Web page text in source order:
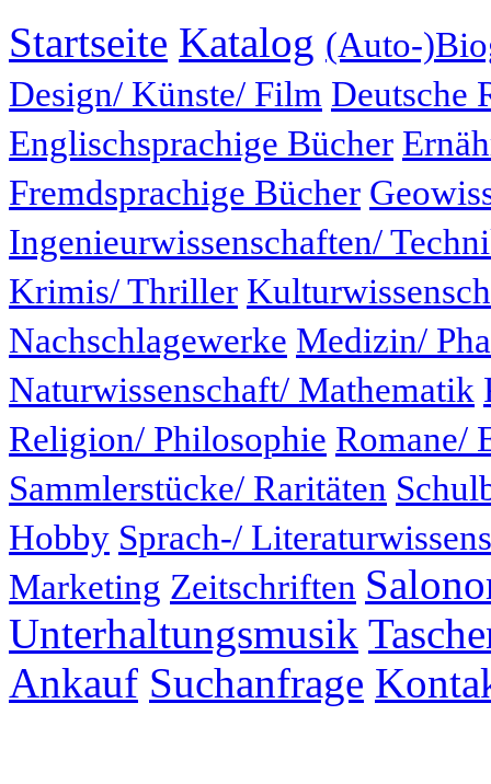
Startseite Katalog (Auto-
Design/ Künste/ Film Deutsche
Englischsprachige Bücher
Fremdsprachige Bücher
Ingenieurwissenschaften/
Krimis/ Thriller
Nachschlagewerke Medizin/
Naturwissenschaft/ Mathematik
Religion/ Philosophie Romane/
Sammlerstücke/ Raritäten
Hobby Sprach-/
Marketing Zeitschriften
Unterhaltungsmusik
Ankauf Suchanfrage